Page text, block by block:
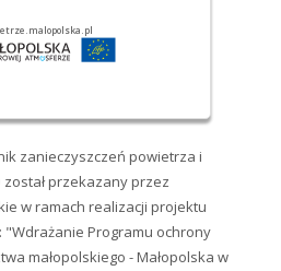
zanieczyszczeń powietrza i
przekazany przez
w ramach realizacji projektu
"Wdrażanie Programu ochrony
małopolskiego - Małopolska w